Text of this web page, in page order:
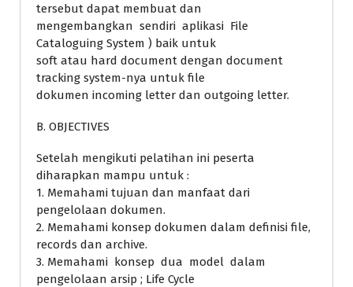
tersebut dapat membuat dan
mengembangkan sendiri aplikasi File
Cataloguing System ) baik untuk
soft atau hard document dengan document
tracking system-nya untuk file
dokumen incoming letter dan outgoing letter.
B. OBJECTIVES
Setelah mengikuti pelatihan ini peserta
diharapkan mampu untuk :
1. Memahami tujuan dan manfaat dari
pengelolaan dokumen.
2. Memahami konsep dokumen dalam definisi file,
records dan archive.
3. Memahami konsep dua model dalam
pengelolaan arsip ; Life Cycle